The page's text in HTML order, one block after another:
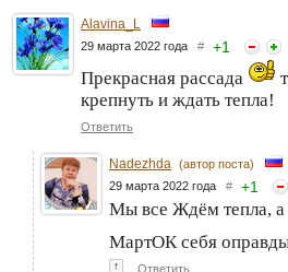
Alavina_L
29 марта 2022 года # +1
Прекрасная рассада
крепнуть и ждать тепла!
Ответить
Nadezhda (автор поста)
29 марта 2022 года # +1
Мы все Ждём тепла, а
МартОК себя
↑ Ответить